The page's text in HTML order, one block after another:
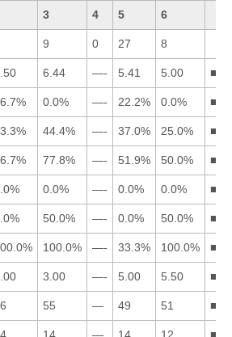
3 4 5 6
9 0 27 8
6.44 —- 5.41 5.00
0.0% —- 22.2% 0.0%
44.4% —- 37.0% 25.0%
77.8% —- 51.9% 50.0%
0.0% —- 0.0% 0.0%
50.0% —- 0.0% 50.0%
100.0% —- 33.3% 100.0%
3.00 —- 5.00 5.50
55 — 49 51
14 — 14 12